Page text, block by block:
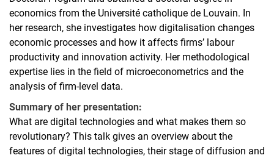
economics from the Université catholique de Louvain. In
her research, she investigates how digitalisation changes
economic processes and how it affects firms’ labour
productivity and innovation activity. Her methodological
expertise lies in the field of microeconometrics and the
analysis of firm-level data.
Summary of her presentation:
What are digital technologies and what makes them so
revolutionary? This talk gives an overview about the
features of digital technologies, their stage of diffusion and